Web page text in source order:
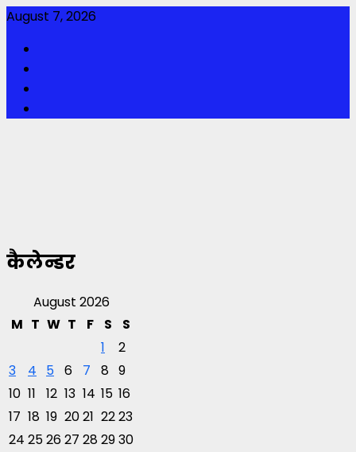
Skip
content
August 7, 2026
कैलेन्डर
August 2026
M T W T F S
S
1
2
3
4 5 6 7 8 9
10 11 12 13 14 15 16
17 18 19 2021 2223
24 252627 282930